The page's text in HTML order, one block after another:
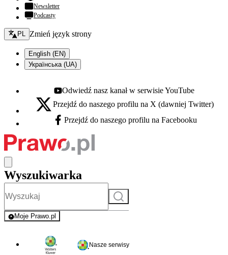
Newsletter
Podcasty
Zmień język - bieżący:
PL Zmień język strony
English (EN)
Українська (UA)
Youtube - otwiera się w nowej karcie
Odwiedź nasz kanał w serwisie YouTube
X - otwiera się w nowej karcie
Przejdź do naszego profilu na X (dawniej Twitter)
Facebook - otwiera się w nowej karcie
Przejdź do naszego profilu na Facebooku
Wyszukiwarka
Szukaj
Moje Prawo.pl
- rejestracja i logowanie do serwisu
Nasze serwisy